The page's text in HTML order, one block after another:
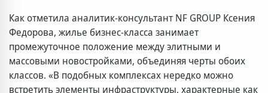
Как отметила аналитик-консультант NF GROUP Ксения
Федорова, жилье бизнес-класса занимает
промежуточное положение между элитными и
массовыми новостройками, объединяя черты обоих
классов. «В подобных комплексах нередко можно
встретить элементы инфраструктуры, характерные как